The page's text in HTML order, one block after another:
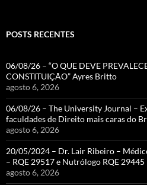
POSTS RECENTES
06/08/26 – “O QUE DEVE
CONSTITUIÇÃO” Ayres Britto
agosto 6, 2026
06/08/26 – The University Journal –
faculdades de Direito mais caras do
agosto 6, 2026
20/05/2024 – Dr. Lair Ribeiro –
– RQE 29517 e Nutrólogo RQE 29445
agosto 6, 2026